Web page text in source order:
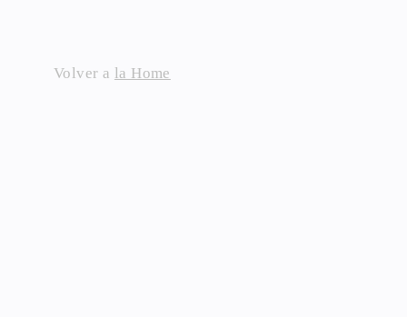
contentVolver a la Home